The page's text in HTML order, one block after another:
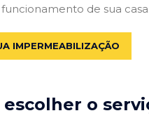
de sua casa.
IMPERMEABILIZAÇÃO
escolher o